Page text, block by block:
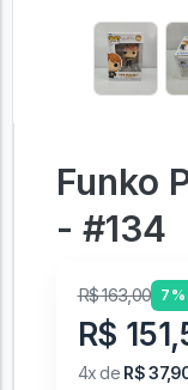
Funko
- #134
R$ 163,00 7%
R$
4x de R$